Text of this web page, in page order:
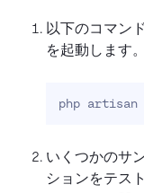
以下のコマン
を起動します。
php artisan
いくつかのサ
ションをテス